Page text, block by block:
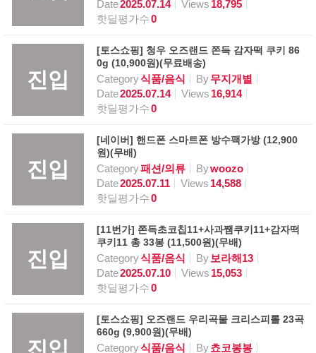
Date2025.07.14 Views 18,795
핫딜평가수0
진입
[토스쇼핑] 청우 오즈랜드 쫀득 감자떡 쿠키 86
0g (10,900원)(무료배송)
Category식품/음식 By무지개별
Date2025.07.14 Views 16,914
핫딜평가수0
진입
[네이버] 핸드폰 스마트폰 방수팩가방 (12,900
원)(무배)
Category패션/의류 Bywoozo
Date2025.07.11 Views 14,588
핫딜평가수0
진입
[11번가] 쫀득초코칩11+사과쨈쿠키11+감자떡
쿠키11 총 33봉 (11,500원)(무배)
Category식품/음식 By 보라해13
Date2025.07.10 Views 15,053
핫딜평가수0
[토스쇼핑] 오즈랜드 우리곡물 크리스피롤 23곡
660g (9,900원)(무배)
Category식품/음식 By쵸코봉봉